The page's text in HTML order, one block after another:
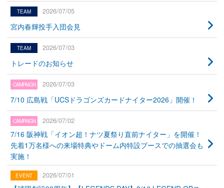
2026/07/05
宮内春輝投手入団会見
2026/07/03
トレードのお知らせ
2026/07/03
7/10 広島戦「UCSドラゴンズカードナイター2026」開催！
2026/07/02
7/16 阪神戦「イオン超！ナツ夏祭り直前ナイター」を開催！
先着1万名様への来場特典やドーム内特設ブースでの抽選会も
実施！
2026/07/01